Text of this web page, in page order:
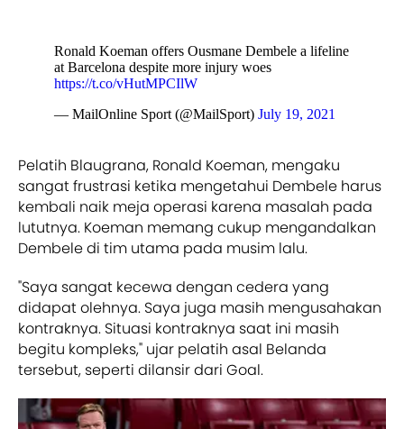
Ronald Koeman offers Ousmane Dembele a lifeline
at Barcelona despite more injury woes
https://t.co/vHutMPCIlW
— MailOnline Sport (@MailSport) July 19, 2021
Pelatih Blaugrana, Ronald Koeman, mengaku
sangat frustrasi ketika mengetahui Dembele harus
kembali naik meja operasi karena masalah pada
lututnya. Koeman memang cukup mengandalkan
Dembele di tim utama pada musim lalu.
"Saya sangat kecewa dengan cedera yang
didapat olehnya. Saya juga masih mengusahakan
kontraknya. Situasi kontraknya saat ini masih
begitu kompleks," ujar pelatih asal Belanda
tersebut, seperti dilansir dari Goal.